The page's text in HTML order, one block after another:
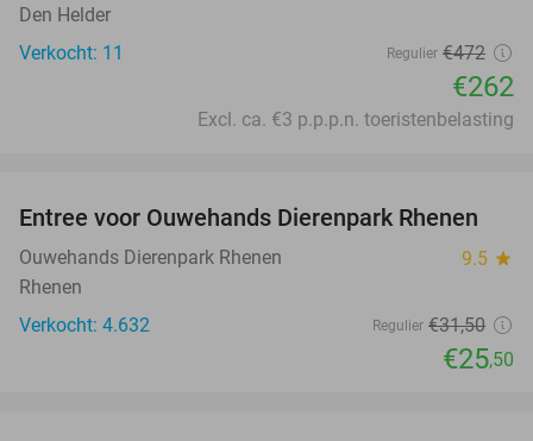
Den Helder
Verkocht: 11
Regulier €472
€262
Excl. ca. €3 p.p.p.n. toeristenbelasting
19%
Entree voor Ouwehands Dierenpark Rhenen
Ouwehands Dierenpark Rhenen 9.5 star
Rhenen
Verkocht: 4.632
Regulier €31,50
€25,50